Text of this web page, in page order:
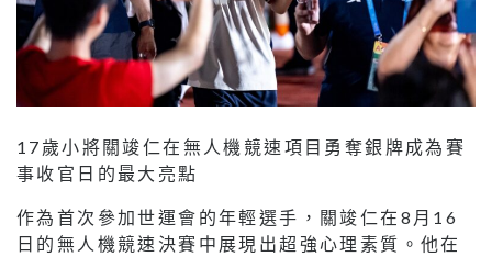
17歲小將關竣仁在無人機競速項目勇奪銀牌成為賽
事收官日的最大亮點
作為首次參加世運會的年輕選手，關竣仁在8月16
日的無人機競速決賽中展現出超強心理素質。他在